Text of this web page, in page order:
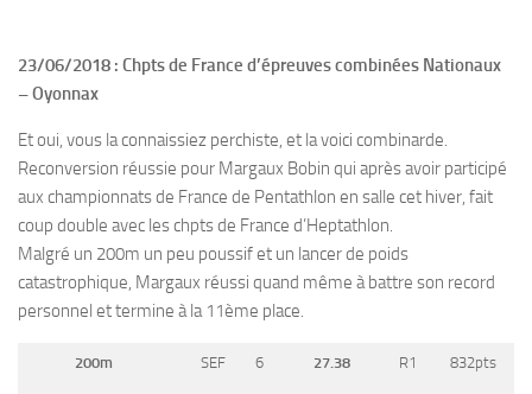
23/06/2018 : Chpts de France d’épreuves combinées Nationaux
– Oyonnax
Et oui, vous la connaissiez perchiste, et la voici combinarde.
Reconversion réussie pour Margaux Bobin qui après avoir participé
aux championnats de France de Pentathlon en salle cet hiver, fait
coup double avec les chpts de France d’Heptathlon.
Malgré un 200m un peu poussif et un lancer de poids
catastrophique, Margaux réussi quand même à battre son record
personnel et termine à la 11ème place.
200m SEF 6 27.38 R1 832pts